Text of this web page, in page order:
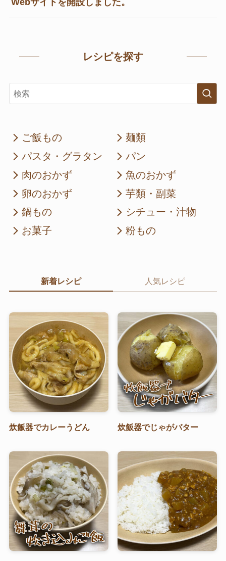
お知らせ
Webサイトを開設しました。
レシピを探す
ご飯もの
パスタ・グラタン
肉のおかず
卵のおかず
鍋もの
お菓子
麺類
パン
魚のおかず
芋類・副菜
シチュー・汁物
粉もの
新着レシピ 人気レシピ
炊飯器でカレーうどん 炊飯器でじゃがバター